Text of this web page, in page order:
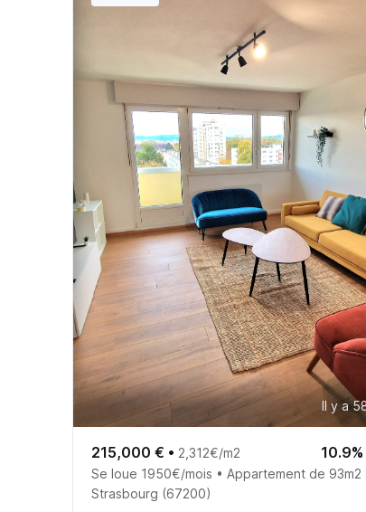
Il y a
215,000 € • 2,312€/m2
Se loue 1950€/mois • Appartement de 93m2
Strasbourg (67200)